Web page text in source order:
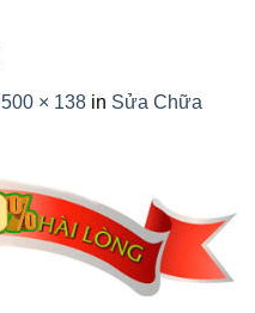
500 × 138 in Sửa Chữa